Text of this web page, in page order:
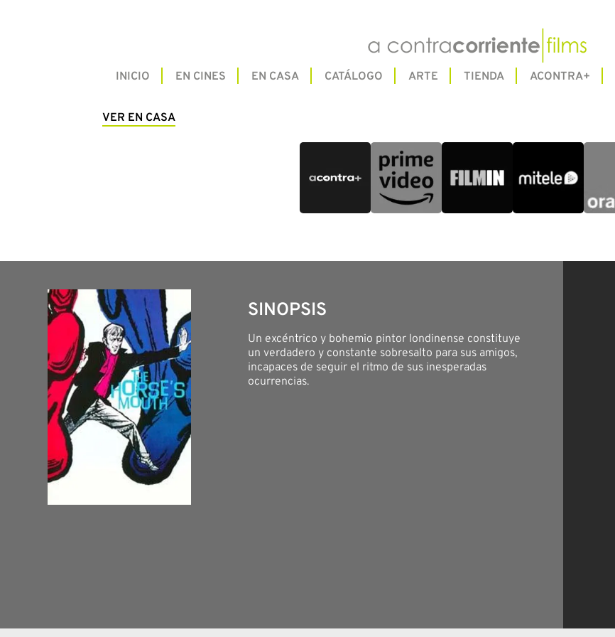
INICIO EN CINES EN CASA CATÁLOGO ARTE TIENDA ACONTRA+
VER EN CASA
SINOPSIS
Un excéntrico y bohemio pintor londinense constituye
un verdadero y constante sobresalto para sus amigos,
incapaces de seguir el ritmo de sus inesperadas
ocurrencias.